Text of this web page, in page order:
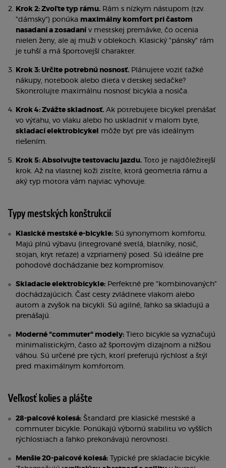
Krok 2: Zvoľte typ rámu. Rám s nízkym nástupom (tzv.
"dámsky") ponúka maximálny komfort pri častom
nasadaní a zosadaní v mestskej premávke, čo ocenia
nielen ženy, ale aj muži v oblekoch. Klasický "pánsky" rám
je tuhší a má športovejší charakter.
Krok 3: Určite potrebnú nosnosť. Plánujete voziť ťažké
nákupy, notebook alebo dieťa v detskej sedačke?
Skontrolujte maximálnu nosnosť bicykla a nosiča.
Krok 4: Zvážte skladnosť. Ak potrebujete bicykel prenášať
vo výťahu, vo vlaku alebo ho uskladniť v malom byte,
skladací elektrobicykel
môže byť pre vás ideálnym
riešením.
Krok 5: Absolvujte testovaciu jazdu. Toto je najdôležitejší
krok. Až na vlastnej koži zistíte, ktorá geometria rámu a
aký typ motora vám najviac vyhovuje.
Typy mestských konštrukcií
Klasické mestské e-bicykle: Sú synonymom komfortu.
Majú plnú výbavu (integrované svetlá, blatníky, nosič,
stojan, kryt reťaze) a vzpriamený posed. Sú ideálne pre
pohodové dochádzanie bez kompromisov.
Skladacie elektrobicykle: Perfektné pre "kombinovaných"
dochádzajúcich. Časť cesty zvládnete vlakom alebo
autom a zvyšok na bicykli. Sú agilné, ľahko sa skladujú a
prenášajú.
Moderné "commuter" modely: Tieto bicykle sa vyznačujú
minimalistickým, často až športovým dizajnom a nižšou
váhou. Sú určené pre tých, ktorí preferujú rýchlosť a štýl
pred maximálnym komfortom.
Veľkosť kolies a plášte
28-palcové kolesá: Štandard pre klasické mestské a
commuter bicykle. Ponúkajú výbornú stabilitu vo vyšších
rýchlostiach a ľahko prekonávajú nerovnosti.
Menšie 20-palcové kolesá: Typické pre skladacie bicykle.